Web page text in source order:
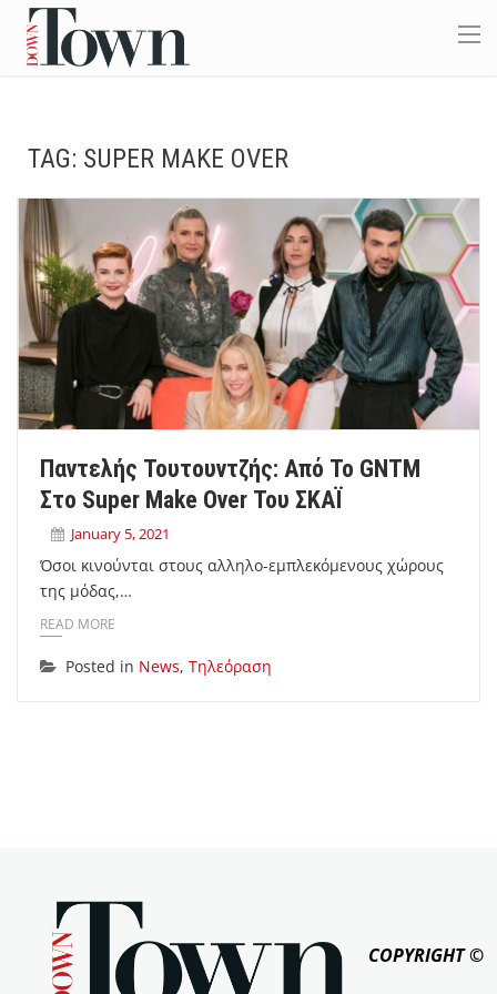
TAG: SUPER MAKE OVER
Παντελής Τουτουντζής: Από Το GNTM
Στο Super Make Over Του ΣΚΑΪ
January 5, 2021
Όσοι κινούνται στους αλληλo-εμπλεκόμενους χώρους
της μόδας,…
READ MORE
Posted in News, Τηλεόραση
COPYRIGHT ©